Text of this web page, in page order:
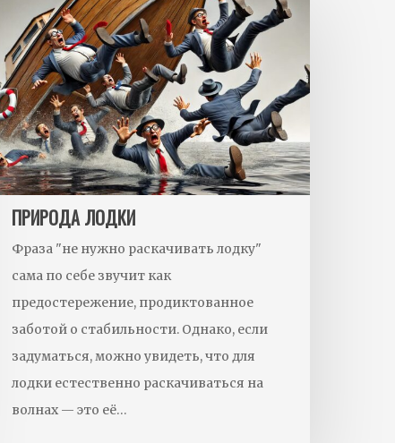
ПРИРОДА ЛОДКИ
Фраза "не нужно раскачивать лодку"
сама по себе звучит как
предостережение, продиктованное
заботой о стабильности. Однако, если
задуматься, можно увидеть, что для
лодки естественно раскачиваться на
волнах — это её…